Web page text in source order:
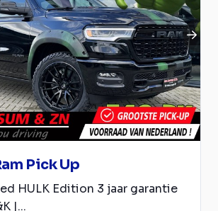
Pick Up
HULK Edition 3 jaar garantie
|...